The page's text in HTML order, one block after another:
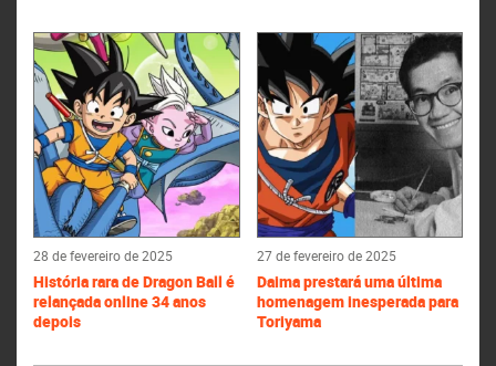
28 de fevereiro de 2025
História rara de Dragon Ball é
relançada online 34 anos
depois
27 de fevereiro de 2025
Daima prestará uma última
homenagem inesperada para
Toriyama